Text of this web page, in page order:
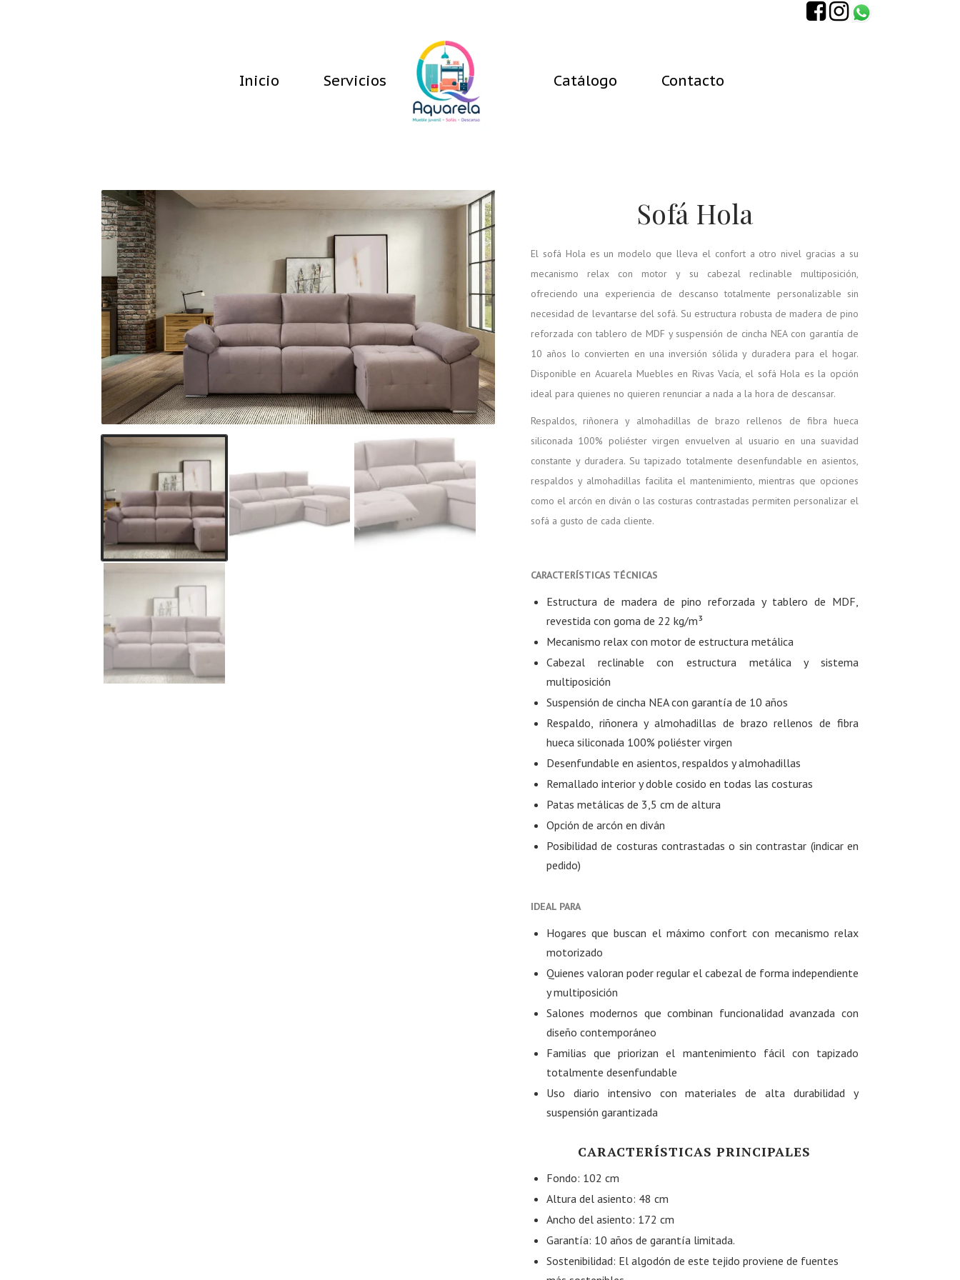
Inicio Servicios Catálogo Contacto
Sofá Hola
El sofá Hola es un modelo que lleva el confort a otro nivel gracias a su
mecanismo relax con motor y su cabezal reclinable multiposición,
ofreciendo una experiencia de descanso totalmente personalizable sin
necesidad de levantarse del sofá. Su estructura robusta de madera de pino
reforzada con tablero de MDF y suspensión de cincha NEA con garantía de
10 años lo convierten en una inversión sólida y duradera para el hogar.
Disponible en Acuarela Muebles en Rivas Vacía, el sofá Hola es la opción
ideal para quienes no quieren renunciar a nada a la hora de descansar.
Respaldos, riñonera y almohadillas de brazo rellenos de fibra hueca
siliconada 100% poliéster virgen envuelven al usuario en una suavidad
constante y duradera. Su tapizado totalmente desenfundable en asientos,
respaldos y almohadillas facilita el mantenimiento, mientras que opciones
como el arcón en diván o las costuras contrastadas permiten personalizar el
sofá a gusto de cada cliente.
CARACTERÍSTICAS TÉCNICAS
Estructura de madera de pino reforzada y tablero de MDF,
revestida con goma de 22 kg/m³
Mecanismo relax con motor de estructura metálica
Cabezal reclinable con estructura metálica y sistema
multiposición
Suspensión de cincha NEA con garantía de 10 años
Respaldo, riñonera y almohadillas de brazo rellenos de fibra
hueca siliconada 100% poliéster virgen
Desenfundable en asientos, respaldos y almohadillas
Remallado interior y doble cosido en todas las costuras
Patas metálicas de 3,5 cm de altura
Opción de arcón en diván
Posibilidad de costuras contrastadas o sin contrastar (indicar en
pedido)
IDEAL PARA
Hogares que buscan el máximo confort con mecanismo relax
motorizado
Quienes valoran poder regular el cabezal de forma independiente
y multiposición
Salones modernos que combinan funcionalidad avanzada con
diseño contemporáneo
Familias que priorizan el mantenimiento fácil con tapizado
totalmente desenfundable
Uso diario intensivo con materiales de alta durabilidad y
suspensión garantizada
CARACTERÍSTICAS PRINCIPALES
Fondo: 102 cm
Altura del asiento: 48 cm
Ancho del asiento: 172 cm
Garantía: 10 años de garantía limitada.
Sostenibilidad: El algodón de este tejido proviene de fuentes